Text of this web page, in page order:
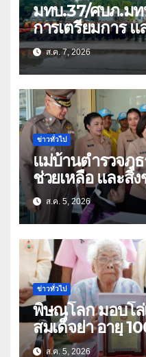
มทบ.37/ศบภ.ม
การเตรียมการ
ด้านการบรรเทา
ส.ค. 7, 2026
ข่าวทั่วไป
แม่บ้านตำรวจภู
ช่วยเหลือ และสิ่
ธิดา ข้าราชการตำรวจจังหวัด
อุทัยธานี
ส.ค. 5, 2026
ข่าวทั่วไป
พิษณุโลก มอบโ
สมเด็จย่า อายุ 100 ปี “นางจอ
เนตร” ตำบลบ้าน
ส.ค. 5, 2026